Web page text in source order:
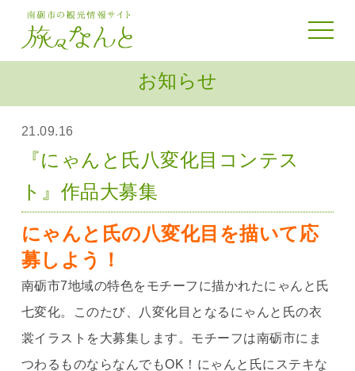
toggle
お知らせ
21.09.16
『にゃんと氏八変化目コンテス
ト』作品大募集
にゃんと氏の八変化目を描いて応
募しよう！
南砺市7地域の特色をモチーフに描かれたにゃんと氏
七変化。このたび、八変化目となるにゃんと氏の衣
裳イラストを大募集します。モチーフは南砺市にま
つわるものならなんでもOK！にゃんと氏にステキな